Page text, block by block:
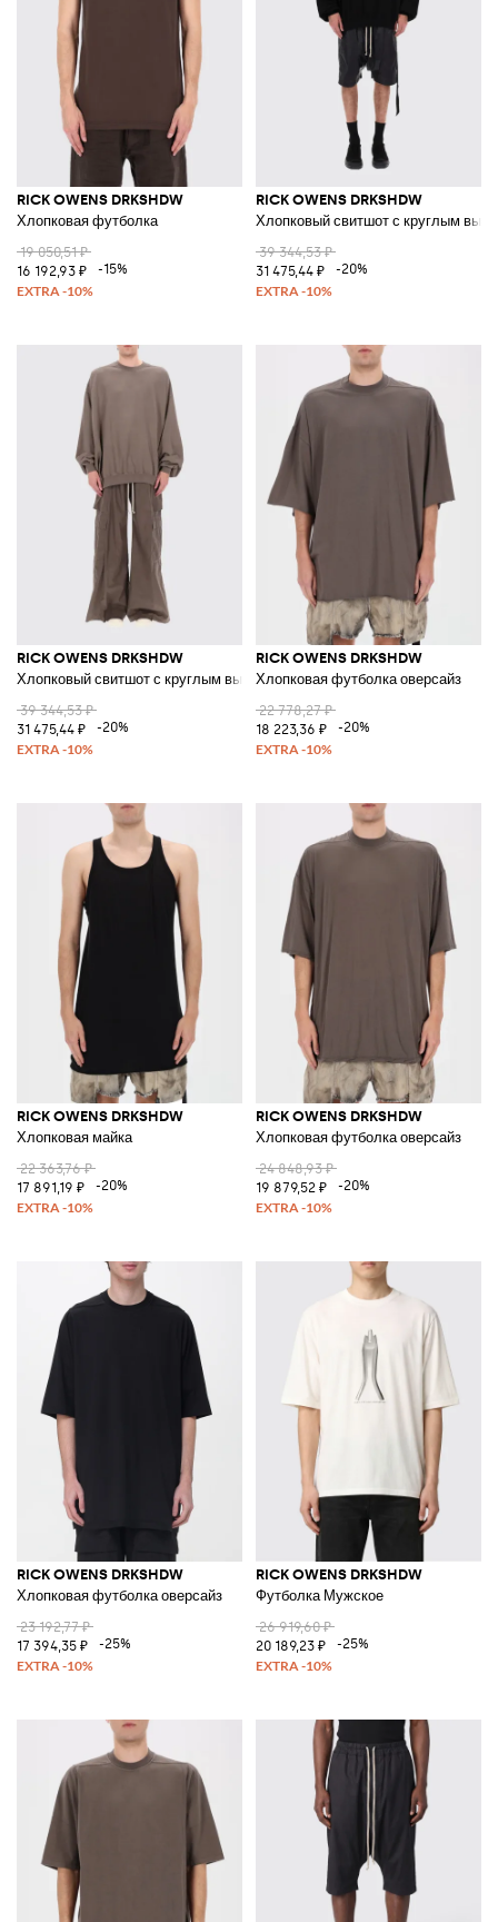
RICK OWENS DRKSHDW
Хлопковая футболка
19 050,51 ₽
16 192,93 ₽
-15%
RICK OWENS DRKSHDW
Хлопковый свитшот с круглым
39 344,53 ₽
31 475,44 ₽
-20%
RICK OWENS DRKSHDW
Хлопковый свитшот с круглым вырезом
39 344,53 ₽
31 475,44 ₽
-20%
RICK OWENS DRKSHDW
Хлопковая футболка оверсайз
22 778,27 ₽
18 223,36 ₽
-20%
RICK OWENS DRKSHDW
Хлопковая майка
22 363,76 ₽
17 891,19 ₽
-20%
RICK OWENS DRKSHDW
Хлопковая футболка оверсайз
24 848,93 ₽
19 879,52 ₽
-20%
RICK OWENS DRKSHDW
Хлопковая футболка оверсайз
23 192,77 ₽
17 394,35 ₽
-25%
RICK OWENS DRKSHDW
Футболка Мужское
26 919,60 ₽
20 189,23 ₽
-25%